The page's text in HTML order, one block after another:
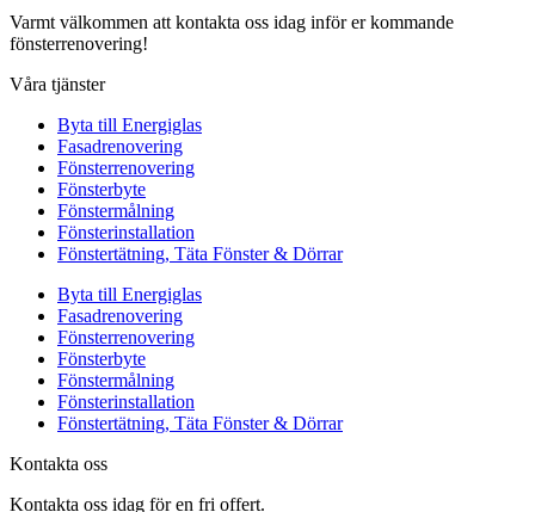
Varmt välkommen att kontakta oss idag inför er kommande
fönsterrenovering!
Våra tjänster
Byta till Energiglas
Fasadrenovering
Fönsterrenovering
Fönsterbyte
Fönstermålning
Fönsterinstallation
Fönstertätning, Täta Fönster & Dörrar
Byta till Energiglas
Fasadrenovering
Fönsterrenovering
Fönsterbyte
Fönstermålning
Fönsterinstallation
Fönstertätning, Täta Fönster & Dörrar
Kontakta oss
Kontakta oss idag för en fri offert.